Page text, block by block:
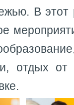
В
отдых